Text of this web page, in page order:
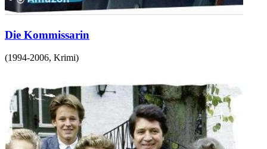
Die Kommissarin
(1994-2006, Krimi)